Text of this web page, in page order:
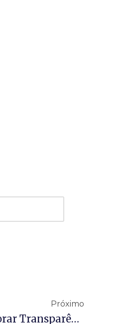
Próximo
Órgãos Firmam Cooperação Para Aprimorar Transparência Das “Emendas PIX”